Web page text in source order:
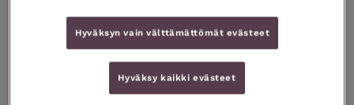
Sertifioitua luonnonkosmetiikkaa
Kasviperäiset ainesosat
Hyödynnä nyt tarjoushinta!
Hyväksyn vain välttämättömät evästeet
Hyväksy kaikki evästeet